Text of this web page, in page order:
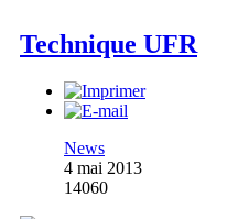
Technique UFR
News
4 mai 2013
14060